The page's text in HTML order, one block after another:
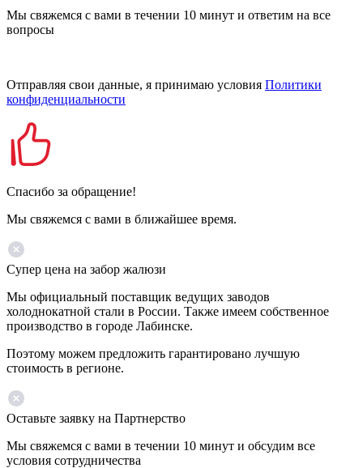
Мы свяжемся с вами в течении 10 минут и ответим на все
вопросы
Отправляя свои данные, я принимаю условия Политики
конфиденциальности
Спасибо за обращение!
Мы свяжемся с вами в ближайшее время.
Супер цена на забор жалюзи
Мы официальный поставщик ведущих заводов
холоднокатной стали в России. Также имеем собственное
производство в городе Лабинске.
Поэтому можем предложить гарантировано лучшую
стоимость в регионе.
Оставьте заявку на Партнерство
Мы свяжемся с вами в течении 10 минут и обсудим все
условия сотрудничества